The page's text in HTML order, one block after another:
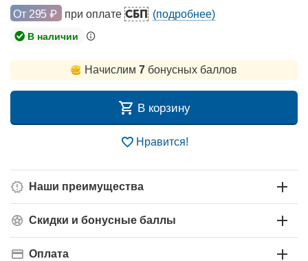
От 295 ₽ при оплатеСБП (подробнее)
В наличии
Начислим 7 бонусных баллов
В корзину
Нравится!
Наши преимущества
Скидки и бонусные баллы
Оплата